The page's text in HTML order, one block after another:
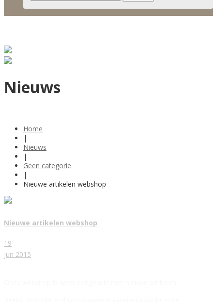
Nieuws
Home
|
Nieuws
|
Geen categorie
|
Nieuwe artikelen webshop
Nieuwe artikelen webshop
19
jun 2015